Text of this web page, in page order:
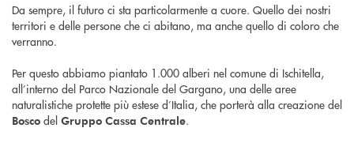
Da sempre, il futuro ci sta particolarmente a cuore. Quello dei nostri
territori e delle persone che ci abitano, ma anche quello di coloro che
verranno.
Per questo abbiamo piantato 1.000 alberi nel comune di Ischitella,
all’interno del Parco Nazionale del Gargano, una delle aree
naturalistiche protette più estese d’Italia, che porterà alla creazione del
Bosco del Gruppo Cassa Centrale.